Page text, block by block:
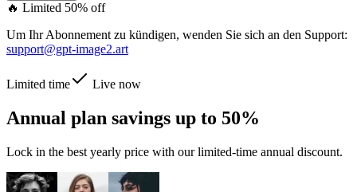
🔥 Limited 50% off
Um Ihr Abonnement zu kündigen, wenden Sie sich an den Support:
support@gpt-image2.art
Limited time Live now
Annual plan savings up to 50%
Lock in the best yearly price with our limited-time annual discount.